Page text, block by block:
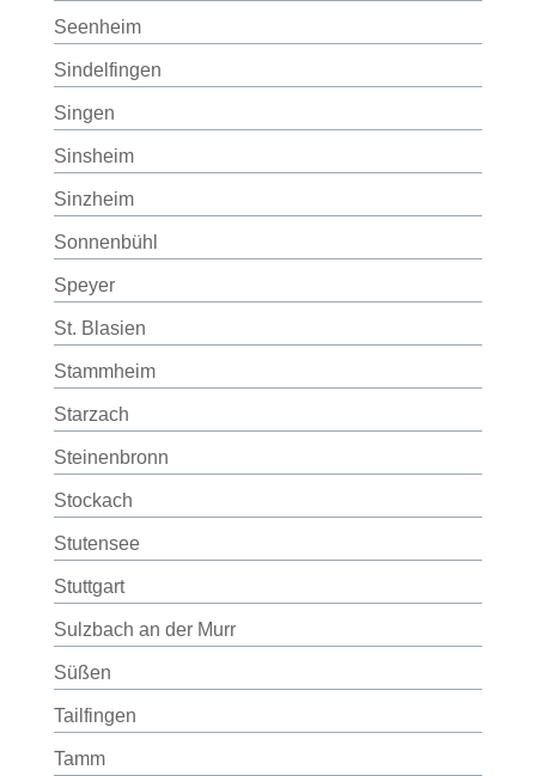
Seenheim
Sindelfingen
Singen
Sinsheim
Sinzheim
Sonnenbühl
Speyer
St. Blasien
Stammheim
Starzach
Steinenbronn
Stockach
Stutensee
Stuttgart
Sulzbach an der Murr
Süßen
Tailfingen
Tamm